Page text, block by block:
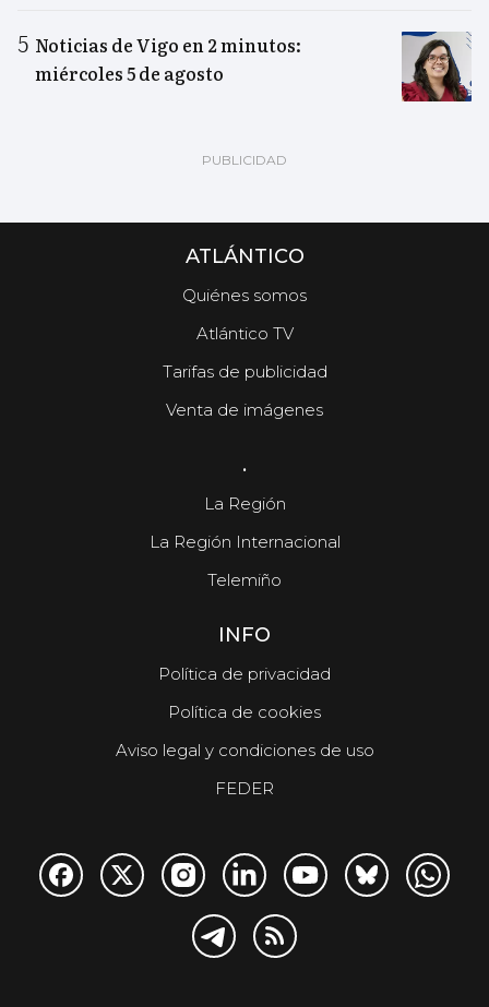
Noticias de Vigo en 2 minutos:
miércoles 5 de agosto
ATLÁNTICO
Quiénes somos
Atlántico TV
Tarifas de publicidad
Venta de imágenes
.
La Región
La Región Internacional
Telemiño
INFO
Política de privacidad
Política de cookies
Aviso legal y condiciones de uso
FEDER